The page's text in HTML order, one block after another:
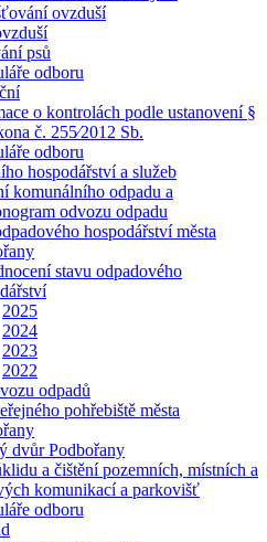
ovzduší
psů
odboru
o kontrolách podle ustanovení §
č. 255⁄2012 Sb.
odboru
hospodářství a služeb
komunálního odpadu a
odvozu odpadu
hospodářství města
stavu odpadového
2025
2024
2023
2022
odpadů
pohřebiště města
dvůr Podbořany
a čištění pozemních, místních a
komunikací a parkovišť
odboru